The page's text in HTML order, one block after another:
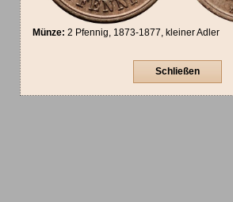
Münze:2 Pfennig, 1873-1877, kleiner Adler
Schließen